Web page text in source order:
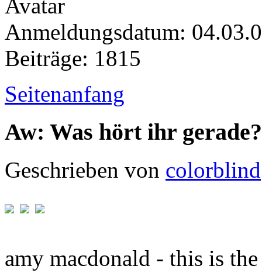
Anmeldungsdatum:
Beiträge: 1815
Seitenanfang
Aw: Was hört ihr gerade?
Geschrieben von colorblind
amy macdonald - this is